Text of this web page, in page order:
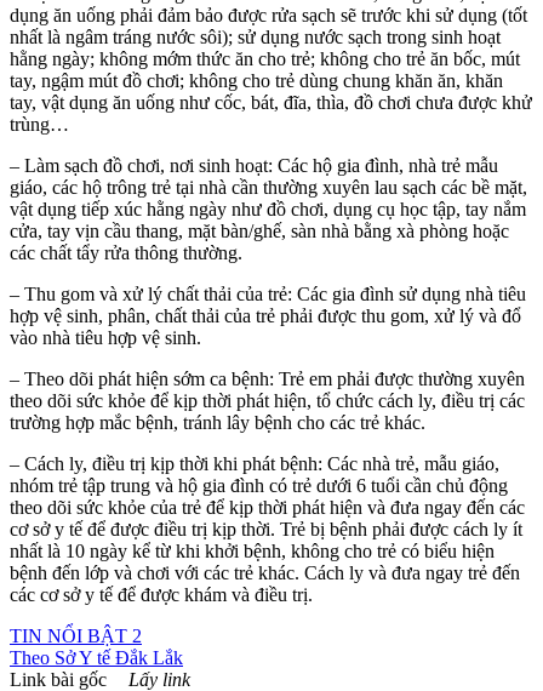
dụng ăn uống phải đảm bảo được rửa sạch sẽ trước khi sử dụng (tốt
nhất là ngâm tráng nước sôi); sử dụng nước sạch trong sinh hoạt
hằng ngày; không mớm thức ăn cho trẻ; không cho trẻ ăn bốc, mút
tay, ngậm mút đồ chơi; không cho trẻ dùng chung khăn ăn, khăn
tay, vật dụng ăn uống như cốc, bát, đĩa, thìa, đồ chơi chưa được khử
trùng…
– Làm sạch đồ chơi, nơi sinh hoạt: Các hộ gia đình, nhà trẻ mẫu
giáo, các hộ trông trẻ tại nhà cần thường xuyên lau sạch các bề mặt,
vật dụng tiếp xúc hằng ngày như đồ chơi, dụng cụ học tập, tay nắm
cửa, tay vịn cầu thang, mặt bàn/ghế, sàn nhà bằng xà phòng hoặc
các chất tẩy rửa thông thường.
– Thu gom và xử lý chất thải của trẻ: Các gia đình sử dụng nhà tiêu
hợp vệ sinh, phân, chất thải của trẻ phải được thu gom, xử lý và đổ
vào nhà tiêu hợp vệ sinh.
– Theo dõi phát hiện sớm ca bệnh: Trẻ em phải được thường xuyên
theo dõi sức khỏe để kịp thời phát hiện, tổ chức cách ly, điều trị các
trường hợp mắc bệnh, tránh lây bệnh cho các trẻ khác.
– Cách ly, điều trị kịp thời khi phát bệnh: Các nhà trẻ, mẫu giáo,
nhóm trẻ tập trung và hộ gia đình có trẻ dưới 6 tuổi cần chủ động
theo dõi sức khỏe của trẻ để kịp thời phát hiện và đưa ngay đến các
cơ sở y tế để được điều trị kịp thời. Trẻ bị bệnh phải được cách ly ít
nhất là 10 ngày kể từ khi khởi bệnh, không cho trẻ có biểu hiện
bệnh đến lớp và chơi với các trẻ khác. Cách ly và đưa ngay trẻ đến
các cơ sở y tế để được khám và điều trị.
TIN NỔI BẬT 2
Theo Sở Y tế Đắk Lắk
Link bài gốc
Lấy link